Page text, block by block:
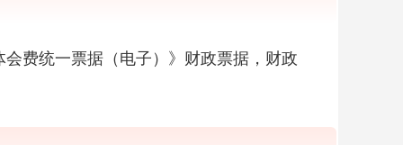
费统一票据（电子）》财政票据，财政